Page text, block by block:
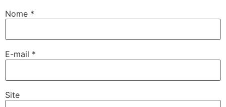
Nome *
E-mail *
Site